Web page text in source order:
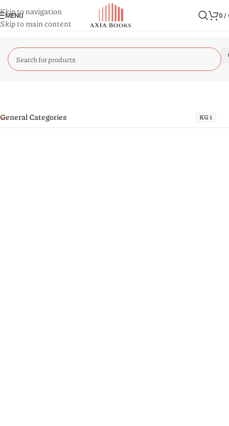
Skip to navigation
Skip to main content
MENU 0 /
General Categories KG 1